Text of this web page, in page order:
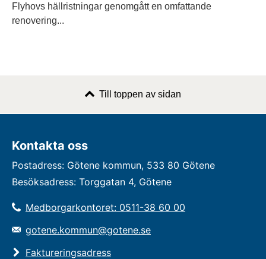
Flyhovs hällristningar genomgått en omfattande
renovering...
Till toppen av sidan
Kontakta oss
Postadress: Götene kommun, 533 80 Götene
Besöksadress: Torggatan 4, Götene
Medborgarkontoret: 0511-38 60 00
gotene.kommun@gotene.se
Faktureringsadress